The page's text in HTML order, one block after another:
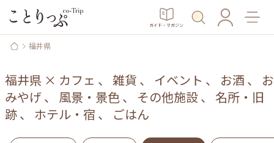
ガイド・マガジン
福井県
福井県 × カフェ 、 雑貨 、 イベント 、 お酒 、 お
みやげ 、 風景・景色、 その他施設、 名所・旧
跡、 ホテル・宿 、 ごはん